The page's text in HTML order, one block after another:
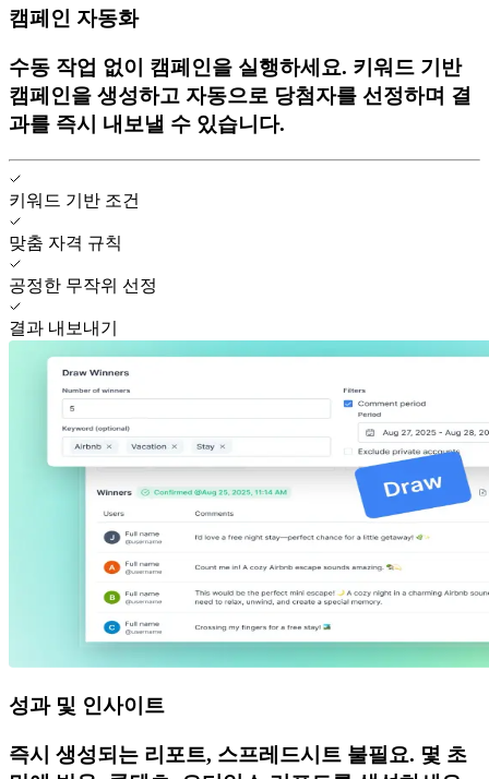
캠페인 자동화
수동 작업 없이 캠페인을 실행하세요. 키워드 기반
캠페인을 생성하고 자동으로 당첨자를 선정하며 결
과를 즉시 내보낼 수 있습니다.
키워드 기반 조건
맞춤 자격 규칙
공정한 무작위 선정
결과 내보내기
성과 및 인사이트
즉시 생성되는 리포트, 스프레드시트 불필요. 몇 초